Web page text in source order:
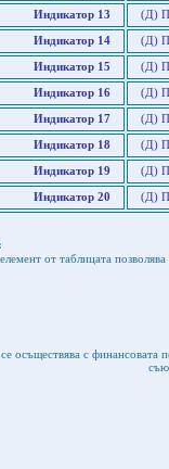
Индикатор 13 (Д)
Индикатор 14 (Д)
Индикатор 15 (Д)
Индикатор 16 (Д)
Индикатор 17 (Д)
Индикатор 18 (Д)
Индикатор 19 (Д)
Индикатор 20 (Д)
от таблицата
осъществява с финансовата